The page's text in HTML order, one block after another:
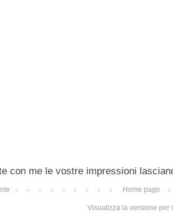
con me le vostre impressioni
Home page
Visualizza la versione per